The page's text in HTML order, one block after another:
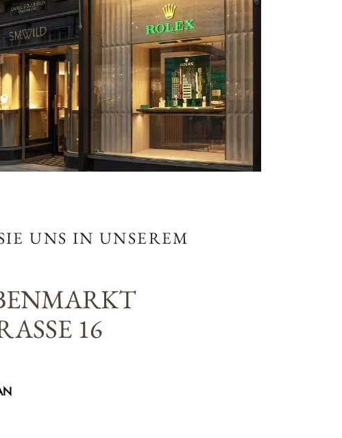
UNS IN UNSEREM
16